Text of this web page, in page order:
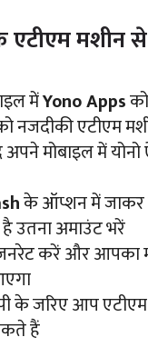
एटीएम
मेंYono Apps
एटीएम
मोबाइल में
के ऑप्शन में जाकर
उतना अमाउंट भरें
करें और आपका
के जरिए आप
हैं